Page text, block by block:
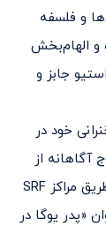
و فلسفه
و الهام‌بخش
جابز و
سخنرانی خود در
از
بدن) می‌نامند، دست یافت. میراث او همچنان از طریق مراکز SRF
«پدر یوگا در